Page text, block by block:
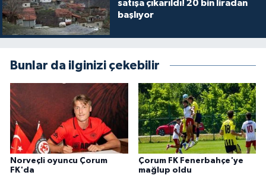
satışa çıkarıldı! 20 bin liradan
başlıyor
Bunlar da ilginizi çekebilir
Norveçli oyuncu Çorum
FK'da
Çorum FK Fenerbahçe'ye
mağlup oldu